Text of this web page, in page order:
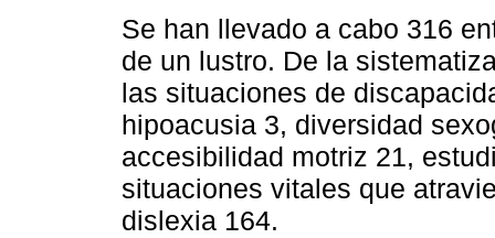
Se han llevado a cabo 316
de un lustro. De la
las situaciones de
hipoacusia 3, diversidad
accesibilidad motriz 21,
situaciones vitales que
dislexia 164.